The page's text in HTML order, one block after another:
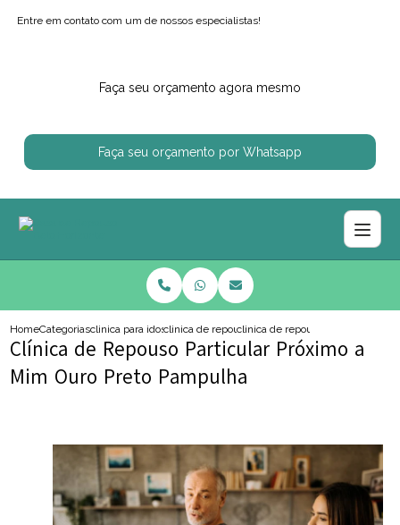
Entre em contato com um de nossos especialistas!
Faça seu orçamento agora mesmo
Faça seu orçamento por Whatsapp
HomeCategoriasclinica para idososclinica de repouso para idoso com alzheimer
clinica de repouso particular
Clínica de Repouso Particular Próximo a
Mim Ouro Preto Pampulha